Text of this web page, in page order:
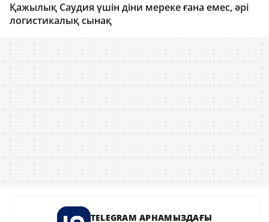
Қажылық Саудия үшін діни мереке ғана емес, әрі
логистикалық сынақ